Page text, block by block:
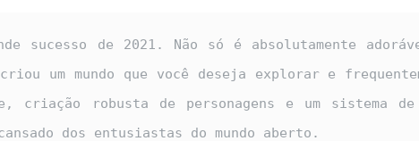
sucesso de 2021. Não só é absolutamente
um mundo que você deseja explorar e
criação robusta de personagens e um sistema
dos entusiastas do mundo aberto.